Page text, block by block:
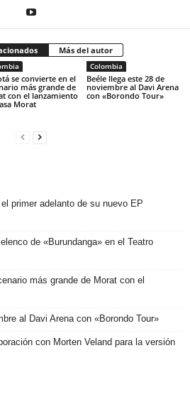
Más del autor
se convierte en el
más grande de
con el lanzamiento
Morat
Colombia
Beéle llega este 28 de
noviembre al Davi Arena
con «Borondo Tour»
primer adelanto de su nuevo EP
de «Burundanga» en el Teatro
más grande de Morat con el
al Davi Arena con «Borondo Tour»
con Morten Veland para la versión